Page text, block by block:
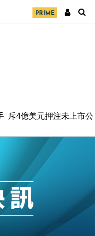
斥4億美元押注未上市公
智慧倉儲市場 加快海外
萬元 斥21億翻新香港及
活動前 男子攜槍彈被捕
企業擴張放慢兼縮減人